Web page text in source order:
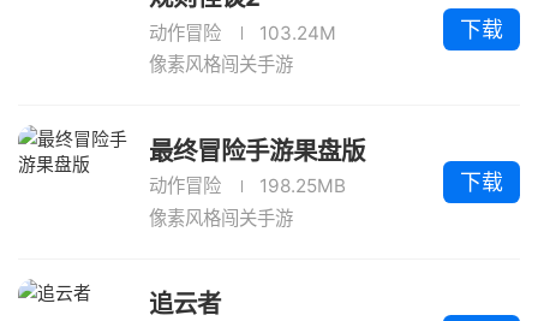
动作冒险
103.24M
像素风格闯关手游
下载
最终冒险手游果盘版
动作冒险
198.25MB
像素风格闯关手游
下载
追云者